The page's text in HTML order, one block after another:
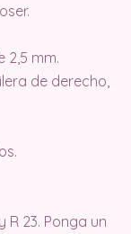
2,5 mm.
de derecho,
R 23. Ponga un